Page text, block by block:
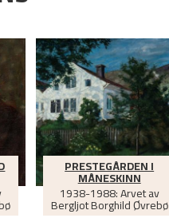
PRESTEGÅRDEN I
MÅNESKINN
1938-1988: Arvet av
Bergljot Borghild Øvrebø